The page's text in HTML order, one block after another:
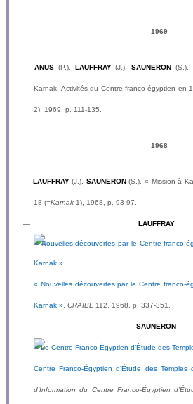
1969
— ANUS(P.), LAUFFRAY(J.),SAUNERON (S.),
Karnak. Activités du Centre franco-égyptien en
2), 1969, p. 111-135.
1968
— LAUFFRAY(J.), SAUNERON(S.), « Mission à
18 (=Karnak 1), 1968, p. 93-97.
— LAUFFRAY
« Nouvelles découvertes par le Centre franco-
Karnak » CRAIBL 112, 1968, p. 337-351.
— SAUNERON
Centre Franco-Égyptien d’Étude des
d’Information du Centre Franco-Égyptien